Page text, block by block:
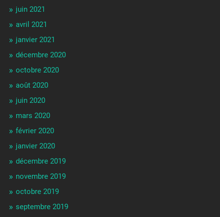
juin 2021
avril 2021
janvier 2021
décembre 2020
octobre 2020
août 2020
juin 2020
mars 2020
février 2020
janvier 2020
décembre 2019
novembre 2019
octobre 2019
septembre 2019